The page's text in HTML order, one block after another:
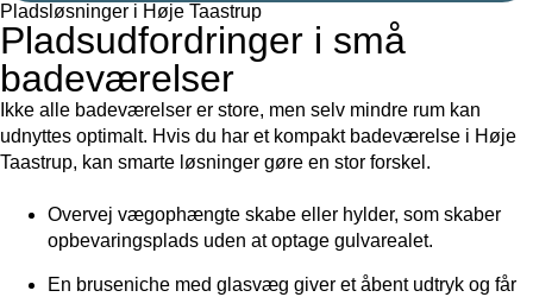
Pladsløsninger i Høje Taastrup
Pladsudfordringer i små
badeværelser
Ikke alle badeværelser er store, men selv mindre rum kan
udnyttes optimalt. Hvis du har et kompakt badeværelse i Høje
Taastrup, kan smarte løsninger gøre en stor forskel.
Overvej vægophængte skabe eller hylder, som skaber
opbevaringsplads uden at optage gulvarealet.
En bruseniche med glasvæg giver et åbent udtryk og får